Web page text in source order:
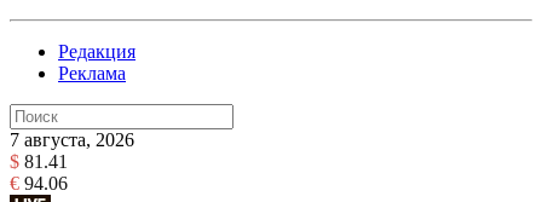
Редакция
Реклама
7 августа, 2026
$ 81.41
€ 94.06